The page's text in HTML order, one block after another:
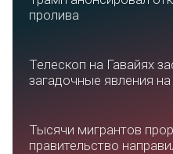
пролива
Телескоп на Гавайях
загадочные явления
Тысячи мигрантов
правительство